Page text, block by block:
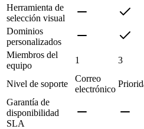
Herramienta de
selección visual
Dominios
personalizados
Miembros del
equipo
1 3
Nivel de soporte
Correo
electrónico
Garantía de
disponibilidad
SLA